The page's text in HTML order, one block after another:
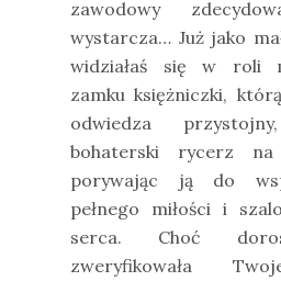
zawodowy
wystarcza… Już jako
widziałaś się w roli
zamku księżniczki,
odwiedza
bohaterski rycerz na
porywając ją do
pełnego miłości i
serca. Choć
zweryfikowała